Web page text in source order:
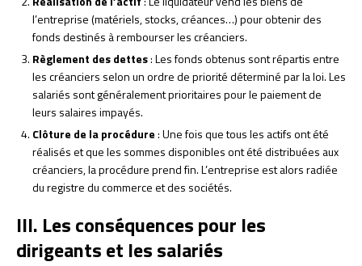
l’entreprise (matériels, stocks, créances…) pour obtenir des
fonds destinés à rembourser les créanciers.
Règlement des dettes: Les fonds obtenus sont répartis entre
les créanciers selon un ordre de priorité déterminé par la loi. Les
salariés sont généralement prioritaires pour le paiement de
leurs salaires impayés.
Clôture de la procédure: Une fois que tous les actifs ont été
réalisés et que les sommes disponibles ont été distribuées aux
créanciers, la procédure prend fin. L’entreprise est alors radiée
du registre du commerce et des sociétés.
III. Les conséquences pour les
dirigeants et les salariés